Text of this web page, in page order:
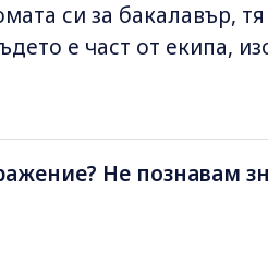
си за бакалавър,
е част от екипа,
Не познавам